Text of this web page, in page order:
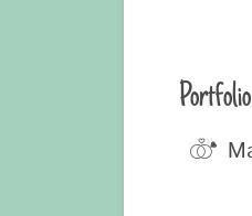
Portfolio